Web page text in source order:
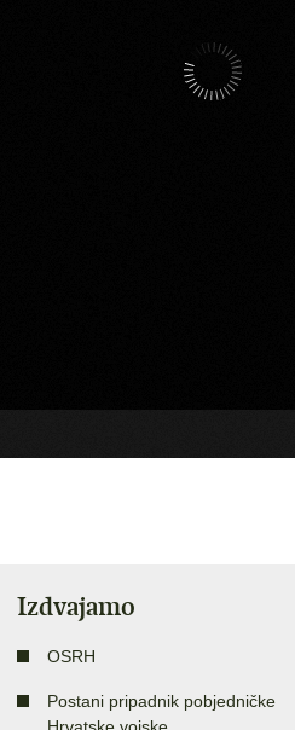
Izdvajamo
OSRH
Postani pripadnik pobjedničke
Hrvatske vojske